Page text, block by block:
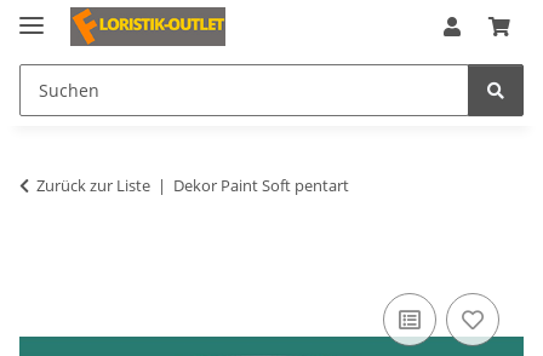
Zurück zur Liste Dekor Paint Soft pentart